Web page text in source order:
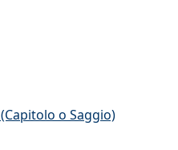
o Saggio)